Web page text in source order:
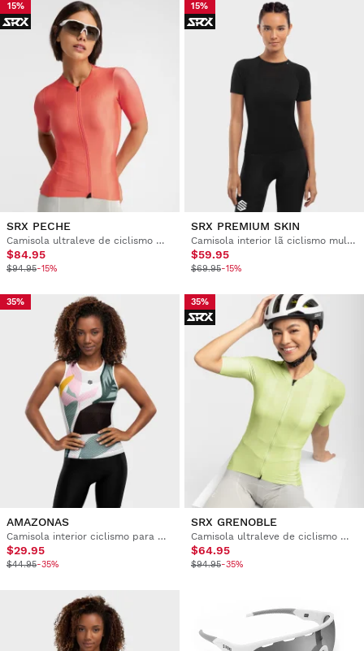
15%
SRX PECHE
Camisola ultraleve de ciclismo mulher
$84.95
$94.95-15%
15%
SRX PREMIUM SKIN
Camisola interior lã ciclismo mulher
$59.95
$69.95-15%
35%
AMAZONAS
Camisola interior ciclismo para mulher
$29.95
$44.95-35%
35%
SRX GRENOBLE
Camisola ultraleve de ciclismo mulher
$64.95
$94.95-35%